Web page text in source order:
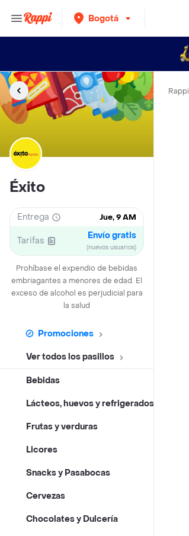
Bogotá
Éxito
Entrega Jue, 9 AM
Tarifas Envío gratis
(nuevos usuarios)
Prohíbase el expendio de bebidas
embriagantes a menores de edad. El
exceso de alcohol es perjudicial para
la salud
Promociones
Ver todos los pasillos
Bebidas
Lácteos, huevos y refrigerados
Frutas y verduras
Licores
Snacks y Pasabocas
Cervezas
Chocolates y Dulcería
Rappi